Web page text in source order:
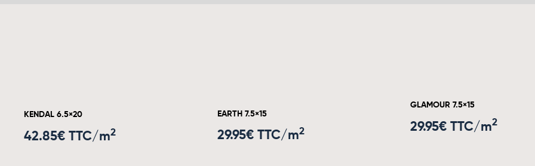
KENDAL 6.5×20
42.85€ TTC/m2
EARTH 7.5×15
29.95€ TTC/m2
GLAMOUR 7.5×15
29.95€ TTC/m2